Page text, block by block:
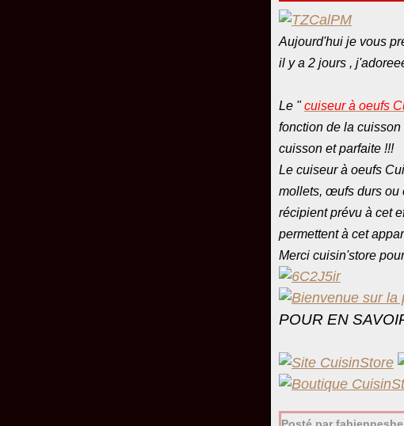
Aujourd'hui je vous
il y a 2 jours ,
Le "cuiseur à oeufs
fonction de la cuisson
cuisson et parfaite !!!
Le cuiseur à oeufs
mollets, œufs durs ou
récipient prévu à cet
permettent à cet
Merci cuisin'store
POUR EN